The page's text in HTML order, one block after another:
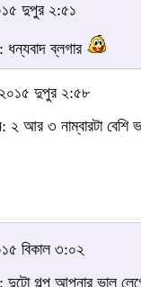
দুপুর ২:৫১
ধন্যবাদ ব্লগার
দুপুর ২:৫৮
২ আর ৩ নাম্বারটা বেশি
বিকাল ৩:০২
দুটো গল্প আপনার ভাল